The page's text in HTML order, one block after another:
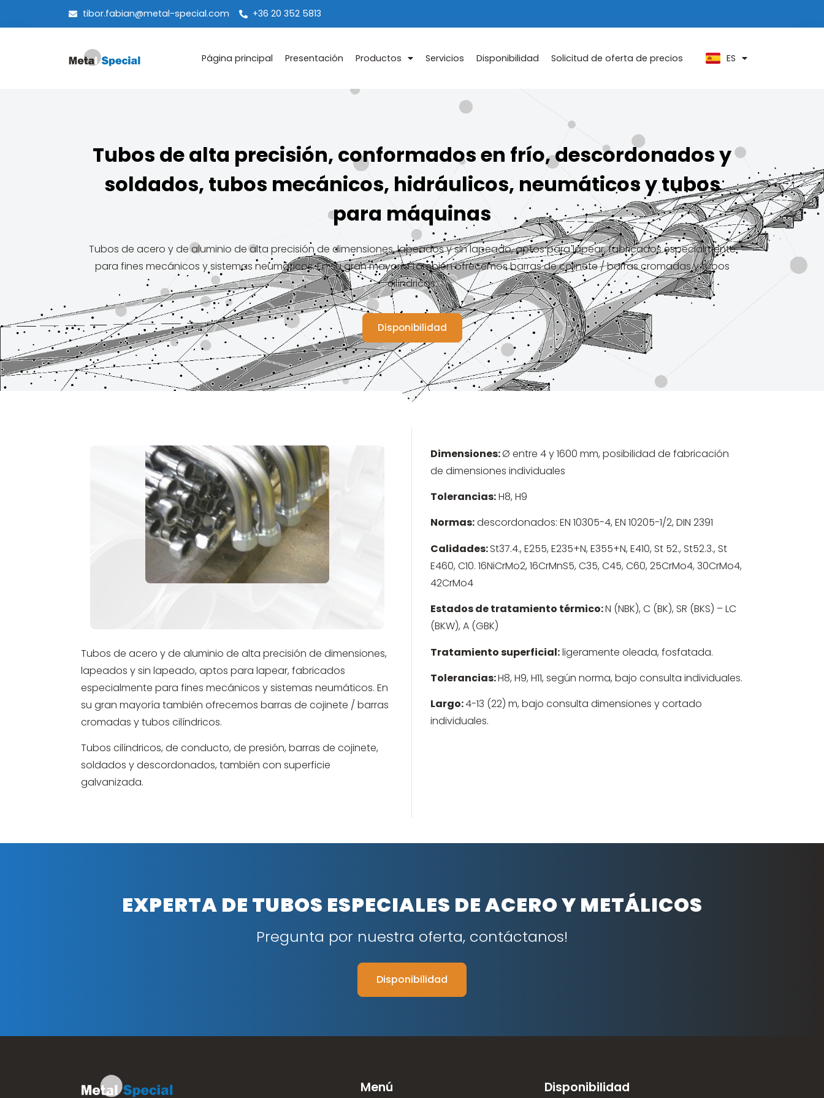
tibor.fabian@metal-special.com +36 20 352 5813
Página principal Presentación Productos Servicios Disponibilidad Solicitud de oferta de precios ES
AR
Tubos de alta precisión, conformados en frío, descordonados y
soldados, tubos mecánicos, hidráulicos, neumáticos y tubos
para máquinas
Tubos de acero y de aluminio de alta precisión de dimensiones, lapeados y sin lapeado, aptos para lapear, fabricados especialmente
para fines mecánicos y sistemas neumáticos. En su gran mayoría también ofrecemos barras de cojinete / barras cromadas y tubos
cilíndricos.
Disponibilidad
Tubos de acero y de aluminio de alta precisión de dimensiones,
lapeados y sin lapeado, aptos para lapear, fabricados
especialmente para fines mecánicos y sistemas neumáticos. En
su gran mayoría también ofrecemos barras de cojinete / barras
cromadas y tubos cilíndricos.
Tubos cilíndricos, de conducto, de presión, barras de cojinete,
soldados y descordonados, también con superficie
galvanizada.
Dimensiones:Ø entre 4 y 1600 mm, posibilidad de fabricación
de dimensiones individuales
Tolerancias:H8, H9
Normas:descordonados: EN 10305-4, EN 10205-1/2, DIN 2391
Calidades:St37.4., E255, E235+N, E355+N, E410, St 52., St52.3., St
E460, C10. 16NiCrMo2, 16CrMnS5, C35, C45, C60, 25CrMo4, 30CrMo4,
42CrMo4
Estados de tratamiento térmico:N (NBK), C (BK), SR (BKS) – LC
(BKW), A (GBK)
Tratamiento superficial:ligeramente oleada, fosfatada.
Tolerancias:H8, H9, H11, según norma, bajo consulta individuales.
Largo:4-13 (22) m, bajo consulta dimensiones y cortado
individuales.
EXPERTA DE TUBOS ESPECIALES DE ACERO Y METÁLICOS
Pregunta por nuestra oferta, contáctanos!
Disponibilidad
Menú Disponibilidad